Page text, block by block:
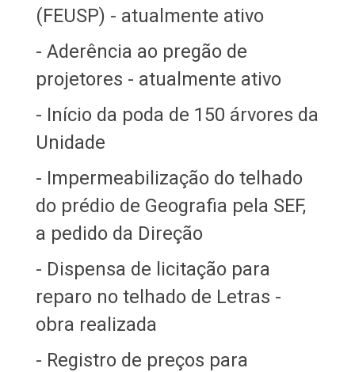
(FEUSP) - atualmente ativo
- Aderência ao pregão de
projetores - atualmente ativo
- Início da poda de 150 árvores da
Unidade
- Impermeabilização do telhado
do prédio de Geografia pela SEF,
a pedido da Direção
- Dispensa de licitação para
reparo no telhado de Letras -
obra realizada
- Registro de preços para